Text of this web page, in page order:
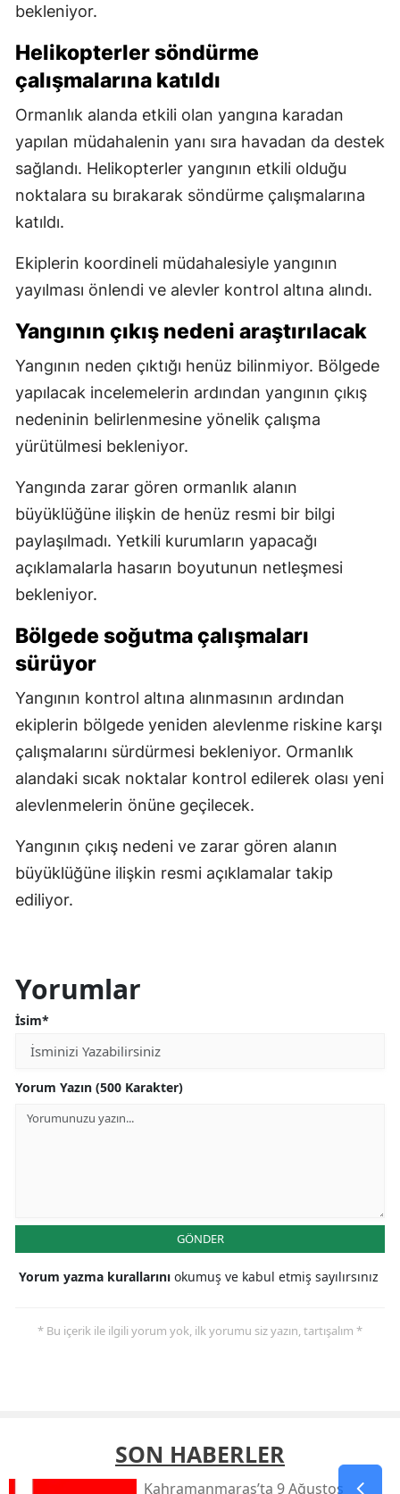
bekleniyor.
Helikopterler söndürme
çalışmalarına katıldı
Ormanlık alanda etkili olan yangına karadan
yapılan müdahalenin yanı sıra havadan da destek
sağlandı. Helikopterler yangının etkili olduğu
noktalara su bırakarak söndürme çalışmalarına
katıldı.
Ekiplerin koordineli müdahalesiyle yangının
yayılması önlendi ve alevler kontrol altına alındı.
Yangının çıkış nedeni araştırılacak
Yangının neden çıktığı henüz bilinmiyor. Bölgede
yapılacak incelemelerin ardından yangının çıkış
nedeninin belirlenmesine yönelik çalışma
yürütülmesi bekleniyor.
Yangında zarar gören ormanlık alanın
büyüklüğüne ilişkin de henüz resmi bir bilgi
paylaşılmadı. Yetkili kurumların yapacağı
açıklamalarla hasarın boyutunun netleşmesi
bekleniyor.
Bölgede soğutma çalışmaları
sürüyor
Yangının kontrol altına alınmasının ardından
ekiplerin bölgede yeniden alevlenme riskine karşı
çalışmalarını sürdürmesi bekleniyor. Ormanlık
alandaki sıcak noktalar kontrol edilerek olası yeni
alevlenmelerin önüne geçilecek.
Yangının çıkış nedeni ve zarar gören alanın
büyüklüğüne ilişkin resmi açıklamalar takip
ediliyor.
Yorumlar
İsim*
Yorum Yazın (500 Karakter)
GÖNDER
Yorum yazma kurallarını okumuş ve kabul etmiş sayılırsınız
* Bu içerik ile ilgili yorum yok, ilk yorumu siz yazın, tartışalım *
SON HABERLER
Kahramanmaraş’ta 9 Ağustos